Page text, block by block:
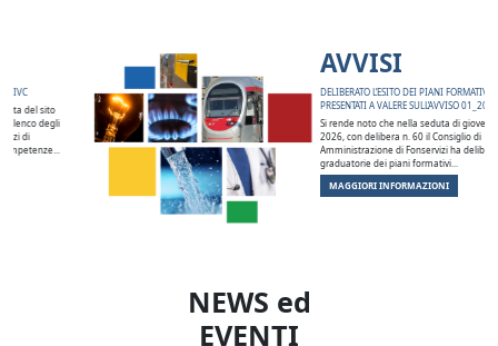
Banner della home page
DELIBERATO L’ESITO DEI PIANI FORMATIVI
PRESENTATI A VALERE SULL’AVVISO 01_2026
Si rende noto che nella seduta di giovedì 30 luglio
2026, con delibera n. 60 il Consiglio di
Amministrazione di Fonservizi ha deliberato le
NEWS ed
EVENTI